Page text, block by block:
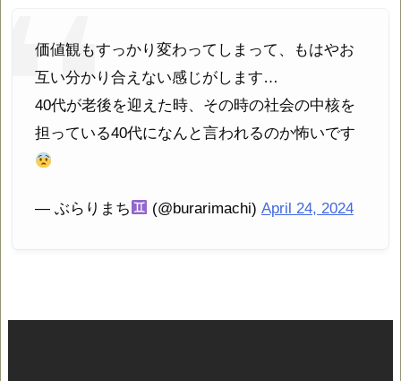
価値観もすっかり変わってしまって、もはやお
互い分かり合えない感じがします…
40代が老後を迎えた時、その時の社会の中核を
担っている40代になんと言われるのか怖いです
— ぶらりまち (@burarimachi) April 24, 2024